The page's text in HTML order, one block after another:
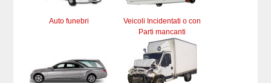
Auto funebri
Veicoli Incidentati o con
Parti mancanti